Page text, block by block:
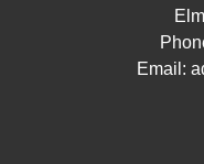
Email: